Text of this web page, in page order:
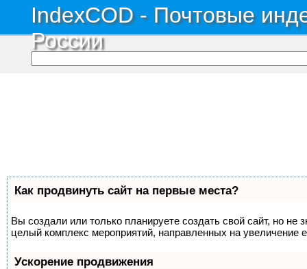
IndexCOD - Почтовые
России
Как продвинуть сайт на первые места?
Вы создали или только планируете создать свой сайт, но не
целый комплекс мероприятий, направленных на увеличение
Ускорение продвижения